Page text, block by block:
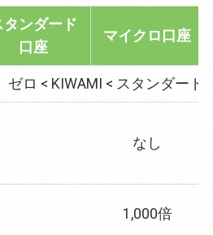
タンダード
口座
マイクロ口座
ゼロ < KIWAMI < スタンダー
なし
1,000倍